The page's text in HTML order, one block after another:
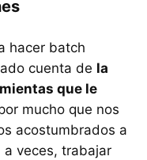
hacer batch
cuenta de la
que le
mucho que nos
acostumbrados a
a veces, trabajar